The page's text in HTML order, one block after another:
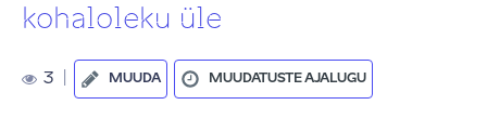
kohaloleku üle
3 MUUDA MUUDATUSTE AJALUGU